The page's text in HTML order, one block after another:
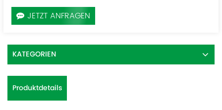
JETZT ANFRAGEN
KATEGORIEN
Produktdetails